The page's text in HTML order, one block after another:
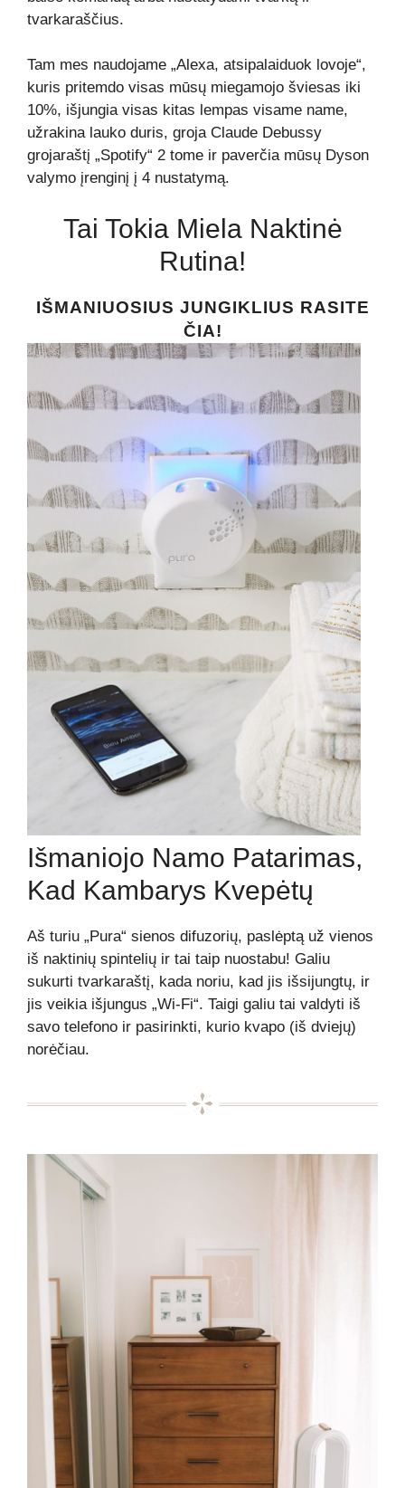
tvarkaraščius.
Tam mes naudojame „Alexa, atsipalaiduok lovoje“,
kuris pritemdo visas mūsų miegamojo šviesas iki
10%, išjungia visas kitas lempas visame name,
užrakina lauko duris, groja Claude Debussy
grojaraštį „Spotify“ 2 tome ir paverčia mūsų Dyson
valymo įrenginį į 4 nustatymą.
Tai Tokia Miela Naktinė
Rutina!
IŠMANIUOSIUS JUNGIKLIUS RASITE
ČIA!
Išmaniojo Namo Patarimas,
Kad Kambarys Kvepėtų
Aš turiu „Pura“ sienos difuzorių, paslėptą už vienos
iš naktinių spintelių ir tai taip nuostabu! Galiu
sukurti tvarkaraštį, kada noriu, kad jis išsijungtų, ir
jis veikia išjungus „Wi-Fi“. Taigi galiu tai valdyti iš
savo telefono ir pasirinkti, kurio kvapo (iš dviejų)
norėčiau.